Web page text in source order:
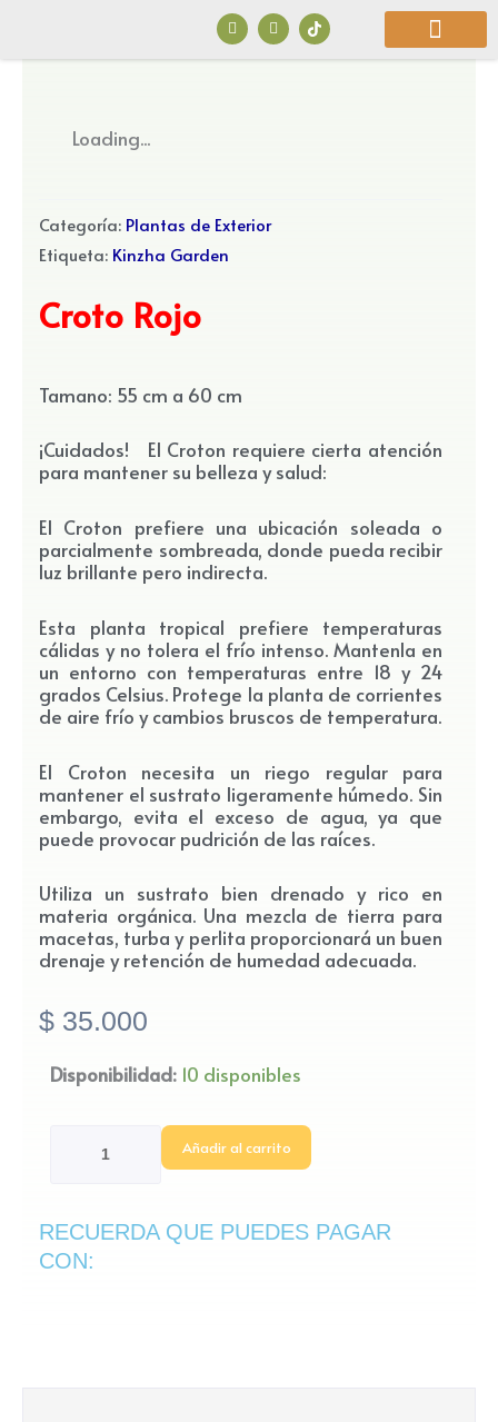
F
a
c
e
I
n
s
t
Loading...
Categoría: Plantas de Exterior
Etiqueta: Kinzha Garden
Croto Rojo
Tamano: 55 cm a 60 cm
¡Cuidados! El Croton requiere cierta atención
para mantener su belleza y salud:
El Croton prefiere una ubicación soleada o
parcialmente sombreada, donde pueda recibir
luz brillante pero indirecta.
Esta planta tropical prefiere temperaturas
cálidas y no tolera el frío intenso. Mantenla en
un entorno con temperaturas entre 18 y 24
grados Celsius. Protege la planta de corrientes
de aire frío y cambios bruscos de temperatura.
El Croton necesita un riego regular para
mantener el sustrato ligeramente húmedo. Sin
embargo, evita el exceso de agua, ya que
puede provocar pudrición de las raíces.
Utiliza un sustrato bien drenado y rico en
materia orgánica. Una mezcla de tierra para
macetas, turba y perlita proporcionará un buen
drenaje y retención de humedad adecuada.
$ 35.000
Disponibilidad: 10 disponibles
Croto
cantidad
Añadir al carrito
RECUERDA QUE PUEDES PAGAR
CON: